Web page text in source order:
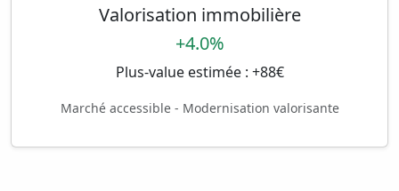
Valorisation immobilière
+4.0%
Plus-value estimée : +88€
Marché accessible - Modernisation valorisante